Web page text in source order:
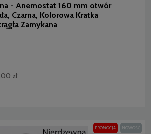
- Anemostat 160 mm otwór
Czarna, Kolorowa Kratka
Zamykana
zł
PROMOCJA NOWOŚĆ